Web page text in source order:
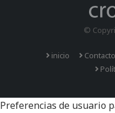
©
inicio Contacto
Preferencias de usuario